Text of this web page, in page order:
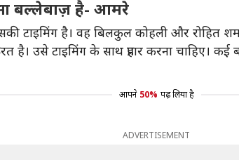
बल्लेबाज़ है- आमरे
है। वह बिलकुल कोहली और रोहित
है। उसे टाइमिंग के साथ प्रहार करना
आपने 50% पढ़ लिया है
ADVERTISEMENT